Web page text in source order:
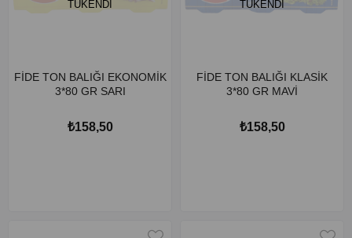
TÜKENDI
FİDE TON BALIĞI EKONOMİK
3*80 GR SARI
₺158,50
TÜKENDI
FİDE TON BALIĞI KLASİK
3*80 GR MAVİ
₺158,50